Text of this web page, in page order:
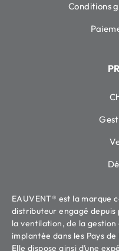
Conditions
EAUVENT® est la marque
distributeur engagé depuis
la ventilation, de la gestion
implantée dans les Pays
Elle dispose ainsi d’une